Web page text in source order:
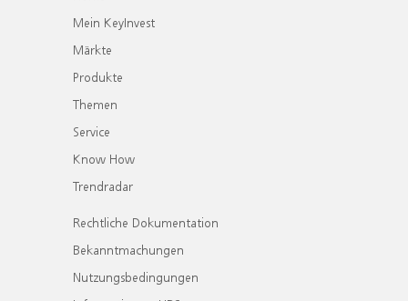
Mein KeyInvest
Märkte
Produkte
Themen
Service
Know How
Trendradar
Rechtliche Dokumentation
Bekanntmachungen
Nutzungsbedingungen